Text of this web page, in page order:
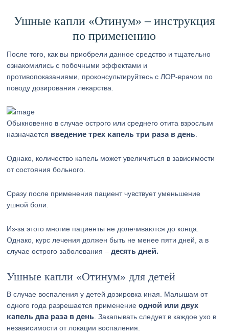
Ушные капли «Отинум» – инструкция
по применению
После того, как вы приобрели данное средство и тщательно
ознакомились с побочными эффектами и
противопоказаниями, проконсультируйтесь с ЛОР-врачом по
поводу дозирования лекарства.
Обыкновенно в случае острого или среднего отита взрослым
назначается введение трех капель три раза в день
Однако, количество капель может увеличиться в зависимости
от состояния больного.
Сразу после применения пациент чувствует уменьшение
ушной боли.
Из-за этого многие пациенты не долечиваются до конца.
Однако, курс лечения должен быть не менее пяти дней, а в
случае острого заболевания –десять дней.
Ушные капли «Отинум» для детей
В случае воспаления у детей дозировка иная. Малышам от
одного года разрешается применениеодной или двух
капель два раза в день . Закапывать следует в каждое ухо в
независимости от локации воспаления.